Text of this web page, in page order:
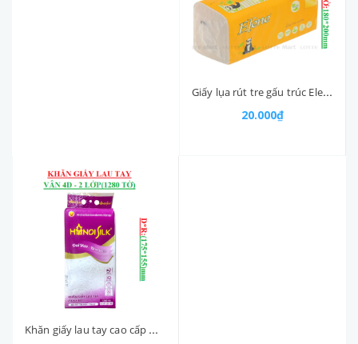
Giấy lụa rút tre gấu trúc Elene 3 lớp bịch 160 tờ (180*200)mm
20.000₫
Khăn giấy lau tay cao cấp Hà Nội Silk bịch 1280 tờ 2 lớp (155*175)mm